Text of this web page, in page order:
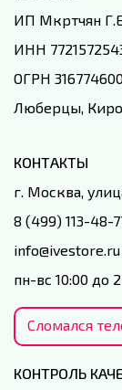
ИП Мкртчян
ИНН
ОГРН
Люберцы,
КОНТАКТЫ
г. Москва,
8 (499) 113-48-
info@ivestore.ru
пн-вс 10:00 до
Сломался
КОНТРОЛЬ